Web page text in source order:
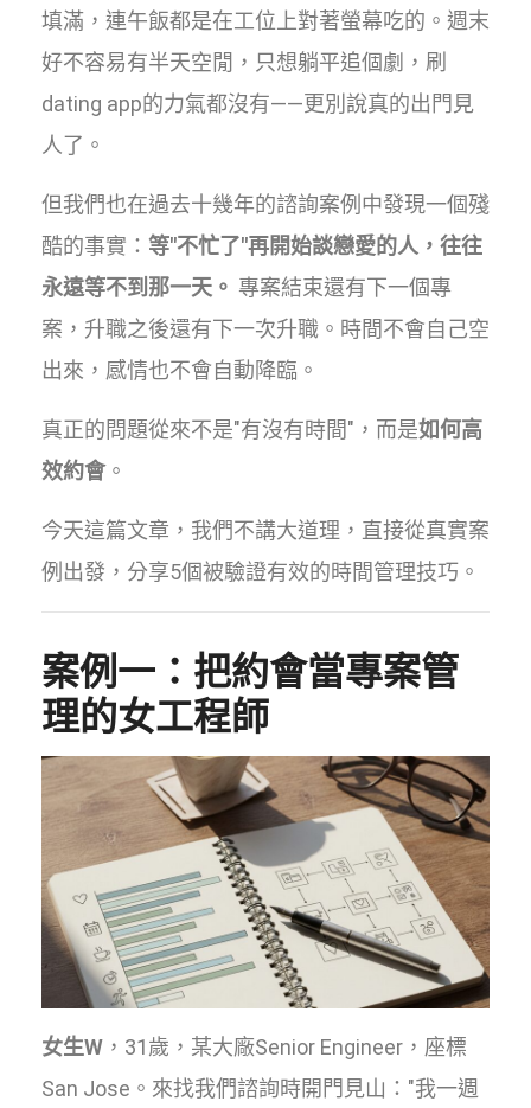
填滿，連午飯都是在工位上對著螢幕吃的。週末
好不容易有半天空閒，只想躺平追個劇，刷
dating app的力氣都沒有——更別說真的出門見
人了。
但我們也在過去十幾年的諮詢案例中發現一個殘
酷的事實： 等"不忙了"再開始談戀愛的人，往往
永遠等不到那一天。 專案結束還有下一個專
案，升職之後還有下一次升職。時間不會自己空
出來，感情也不會自動降臨。
真正的問題從來不是"有沒有時間"，而是如何高
效約會。
今天這篇文章，我們不講大道理，直接從真實案
例出發，分享5個被驗證有效的時間管理技巧。
案例一：把約會當專案管
理的女工程師
女生W ，31歲，某大廠Senior Engineer，座標
San Jose。來找我們諮詢時開門見山："我一週